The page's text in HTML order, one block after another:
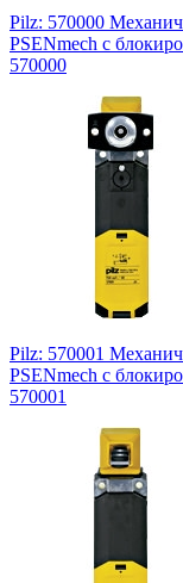
Pilz: 570000
PSENmech с
570000
Pilz: 570001
PSENmech с
570001